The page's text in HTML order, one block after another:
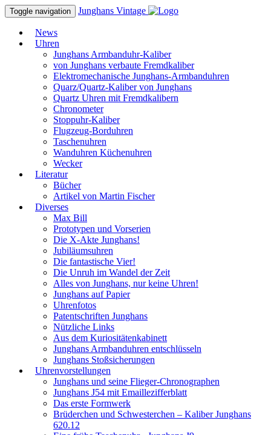
Toggle navigation Junghans Vintage
News
Uhren
Junghans Armbanduhr-Kaliber
von Junghans verbaute Fremdkaliber
Elektromechanische Junghans-Armbanduhren
Quarz/Quartz-Kaliber von Junghans
Quartz Uhren mit Fremdkalibern
Chronometer
Stoppuhr-Kaliber
Flugzeug-Borduhren
Taschenuhren
Wanduhren Küchenuhren
Wecker
Literatur
Bücher
Artikel von Martin Fischer
Diverses
Max Bill
Prototypen und Vorserien
Die X-Akte Junghans!
Jubiläumsuhren
Die fantastische Vier!
Die Unruh im Wandel der Zeit
Alles von Junghans, nur keine Uhren!
Junghans auf Papier
Uhrenfotos
Patentschriften Junghans
Nützliche Links
Aus dem Kuriositätenkabinett
Junghans Armbanduhren entschlüsseln
Junghans Stoßsicherungen
Uhrenvorstellungen
Junghans und seine Flieger-Chronographen
Junghans J54 mit Emaillezifferblatt
Das erste Formwerk
Brüderchen und Schwesterchen – Kaliber Junghans
620.12